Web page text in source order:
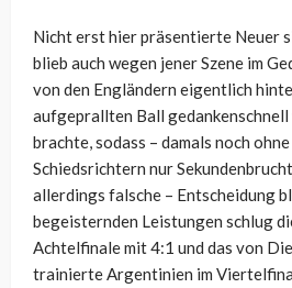
Nicht erst hier präsentierte Neuer
blieb auch wegen jener Szene im
von den Engländern eigentlich
aufgeprallten Ball gedankenschnell
brachte, sodass – damals noch ohne
Schiedsrichtern nur
allerdings falsche – Entscheidung
begeisternden Leistungen schlug
Achtelfinale mit 4:1 und das von
trainierte Argentinien im